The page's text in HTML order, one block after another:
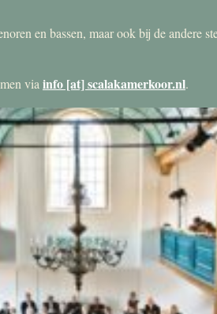
en bassen, maar ook bij de andere
via info [at] scalakamerkoor.nl.